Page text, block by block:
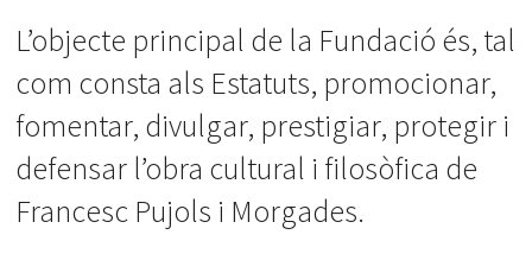
L’objecte principal de la Fundació és, tal
com consta als Estatuts, promocionar,
fomentar, divulgar, prestigiar, protegir i
defensar l’obra cultural i filosòfica de
Francesc Pujols i Morgades.